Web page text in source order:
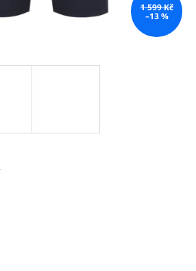
1 599 Kč
–13 %